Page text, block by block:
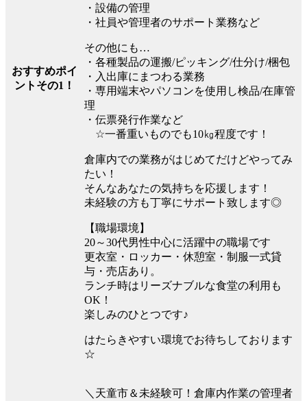
おすすめポイ
ントその1！
・設備の管理
・社員や管理者のサポート業務など
その他にも…
・各種製品の運搬/ピッキング/仕分け/梱包
・入出庫にまつわる業務
・専用端末やパソコンを使用し検品/在庫管
理
・伝票発行作業など
☆一番重いものでも10㎏程度です！
倉庫内での業務がはじめてだけどやってみ
たい！
そんなあなたの気持ちを応援します！
未経験の方も丁寧にサポート致します◎
【職場環境】
20～30代男性中心に活躍中の職場です
更衣室・ロッカー・休憩室・制服一式貸
与・売店あり。
ランチ時はリーズナブルな食堂の利用も
OK！
楽しみのひとつです♪
はたらきやすい環境でお待ちしております
☆
＼天童市＆未経験可！倉庫内作業の管理者